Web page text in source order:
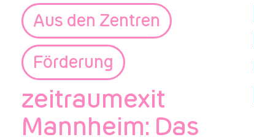
Aus den Zentren
Förderung
zeitraumexit
Mannheim: Das